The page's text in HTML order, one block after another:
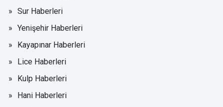
Sur Haberleri
Yenişehir Haberleri
Kayapınar Haberleri
Lice Haberleri
Kulp Haberleri
Hani Haberleri